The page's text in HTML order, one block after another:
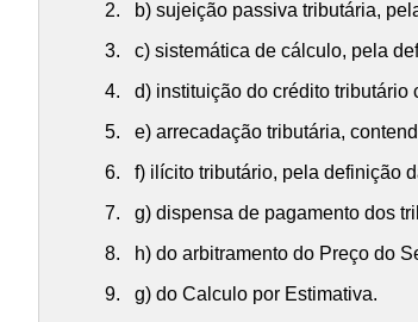
b) sujeição passiva tributária,
c) sistemática de cálculo, pela
d) instituição do crédito
e) arrecadação tributária,
f) ilícito tributário, pela definição
g) dispensa de pagamento dos
h) do arbitramento do Preço do
g) do Calculo por Estimativa.